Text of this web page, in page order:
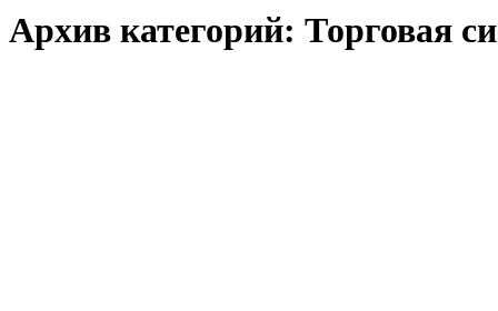
Архив категорий: Торговая